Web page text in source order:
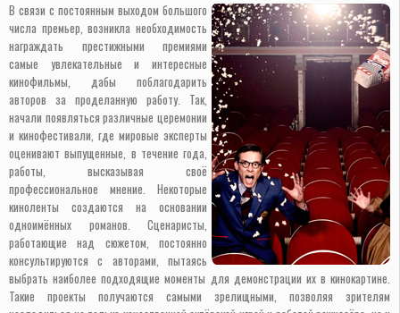
В связи с постоянным выходом большого
числа премьер, возникла необходимость
награждать престижными премиями
самые увлекательные и интересные
кинофильмы, дабы поблагодарить
авторов за проделанную работу. Так,
начали появляться различные церемонии
и кинофестивали, где мировые эксперты
оценивают выпущенные, в течение года,
работы, высказывая своё
профессиональное мнение. Некоторые
киноленты создаются на основании
одноимённых романов. Сценаристы,
работающие над сюжетом, постоянно
консультируются с авторами, пытаясь
выбрать наиболее подходящие моменты для демонстрации их в кинокартине.
Такие проекты получаются самыми зрелищными, позволяя зрителям